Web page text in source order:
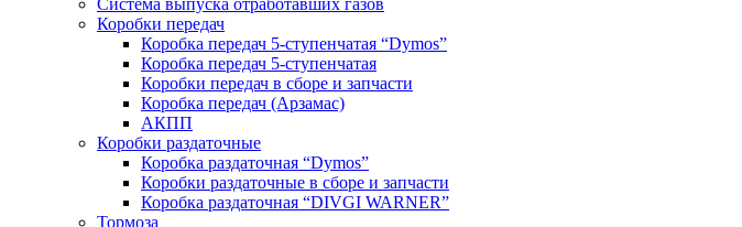
Система выпуска отработавших газов
Коробки передач
Коробка передач 5-ступенчатая “Dymos”
Коробка передач 5-ступенчатая
Коробки передач в сборе и запчасти
Коробка передач (Арзамас)
АКПП
Коробки раздаточные
Коробка раздаточная “Dymos”
Коробки раздаточные в сборе и запчасти
Коробка раздаточная “DIVGI WARNER”
Тормоза